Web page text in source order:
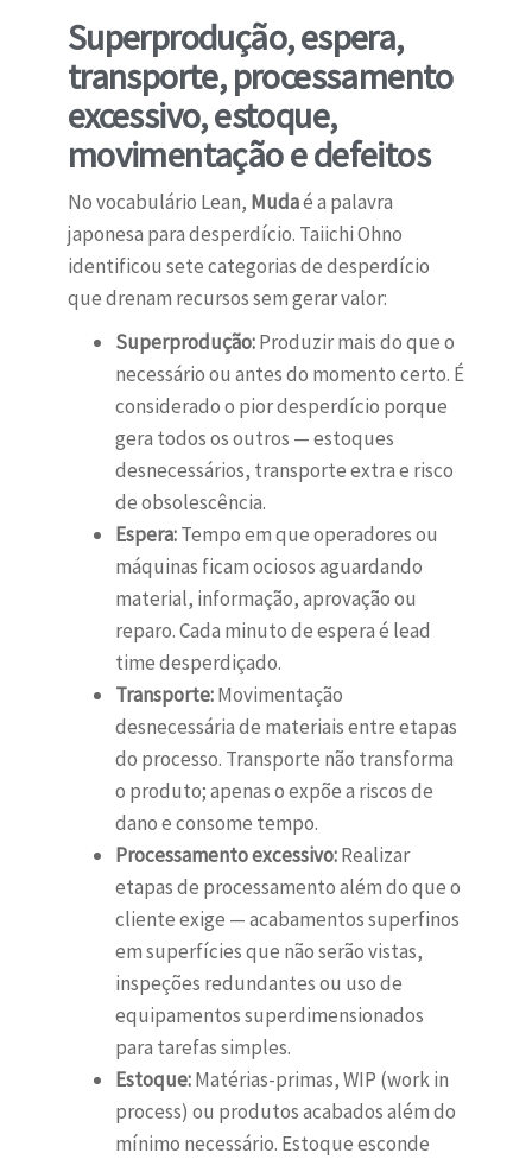
Superprodução, espera,
transporte, processamento
excessivo, estoque,
movimentação e defeitos
No vocabulário Lean, Mudaé a palavra
japonesa para desperdício. Taiichi Ohno
identificou sete categorias de desperdício
que drenam recursos sem gerar valor:
Superprodução:Produzir mais do que o
necessário ou antes do momento certo. É
considerado o pior desperdício porque
gera todos os outros — estoques
desnecessários, transporte extra e risco
de obsolescência.
Espera:Tempo em que operadores ou
máquinas ficam ociosos aguardando
material, informação, aprovação ou
reparo. Cada minuto de espera é lead
time desperdiçado.
Transporte:Movimentação
desnecessária de materiais entre etapas
do processo. Transporte não transforma
o produto; apenas o expõe a riscos de
dano e consome tempo.
Processamento excessivo:Realizar
etapas de processamento além do que o
cliente exige — acabamentos superfinos
em superfícies que não serão vistas,
inspeções redundantes ou uso de
equipamentos superdimensionados
para tarefas simples.
Estoque:Matérias-primas, WIP (work in
process) ou produtos acabados além do
mínimo necessário. Estoque esconde